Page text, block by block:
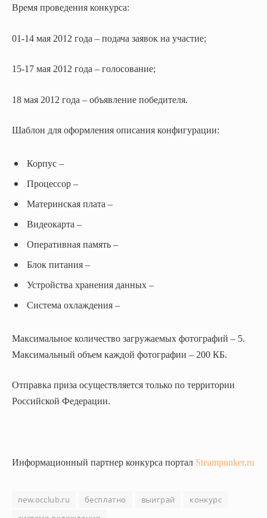
Время проведения конкурса:
01-14 мая 2012 года – подача заявок на участие;
15-17 мая 2012 года – голосование;
18 мая 2012 года – объявление победителя.
Шаблон для оформления описания конфигурации:
Корпус –
Процессор –
Материнская плата –
Видеокарта –
Оперативная память –
Блок питания –
Устройства хранения данных –
Система охлаждения –
Максимальное количество загружаемых фотографий – 5.
Максимальный объем каждой фотографии – 200 КБ.
Отправка приза осуществляется только по территории
Российской Федерации.
Информационный партнер конкурса портал Steampunker.ru
new.occlub.ru бесплатно выиграй
конкурс